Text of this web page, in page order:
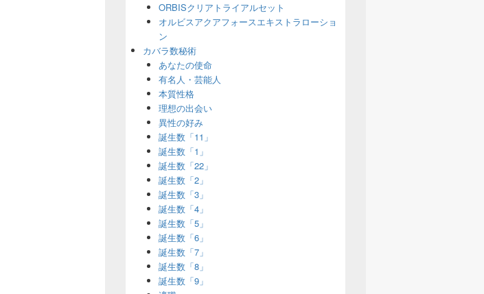
ORBISクリアトライアルセット
オルビスアクアフォースエキストラローショ
ン
カバラ数秘術
あなたの使命
有名人・芸能人
本質性格
理想の出会い
異性の好み
誕生数「11」
誕生数「1」
誕生数「22」
誕生数「2」
誕生数「3」
誕生数「4」
誕生数「5」
誕生数「6」
誕生数「7」
誕生数「8」
誕生数「9」